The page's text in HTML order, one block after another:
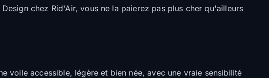
chez Rid'Air, vous ne la paierez pas plus cher qu'ailleurs
voile accessible, légère et bien née, avec une vraie sensibilité